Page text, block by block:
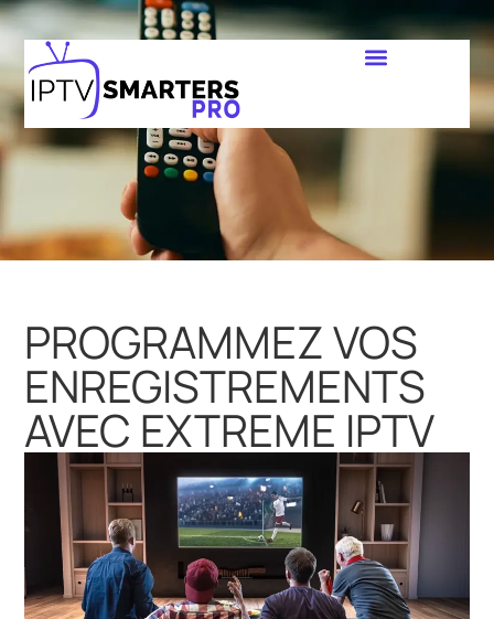
PROGRAMMEZ VOS
ENREGISTREMENTS
AVEC EXTREME IPTV